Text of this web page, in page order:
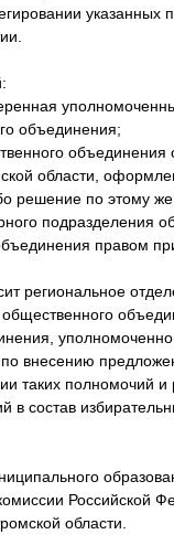
объединения;
области,
решение по этому
подразделения
правом
региональное
внесению
таких полномочий
в состав
Российской
области.